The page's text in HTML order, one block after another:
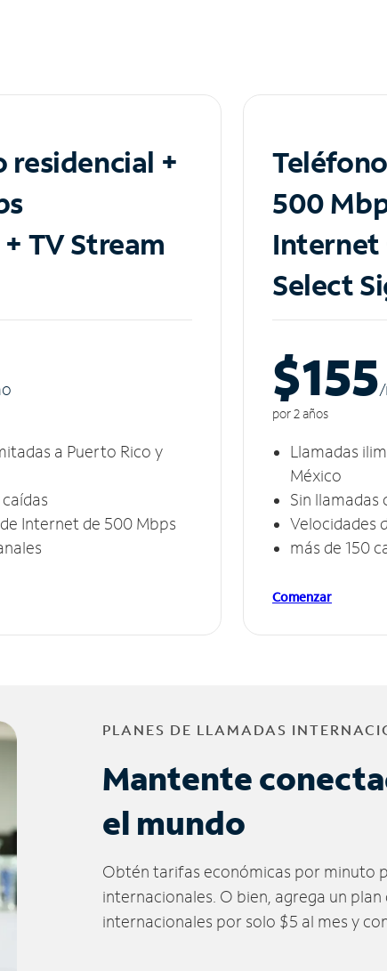
residencial +
TV Stream
o
a Puerto Rico y
Internet de 500 Mbps
500
Internet
Select
$155
por 2 años
Llamadas
México
Sin llamadas
Velocidades
más de 150
Comenzar
PLANES DE LLAMADAS
Mantente
el mundo
Obtén tarifas económicas por minuto
internacionales. O bien, agrega un plan
internacionales por solo $5 al mes y